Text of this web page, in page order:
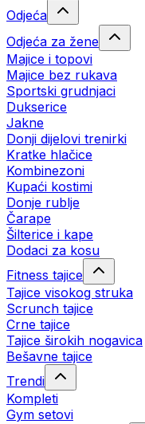
Odjeća
Odjeća za žene
Majice i topovi
Majice bez rukava
Sportski grudnjaci
Dukserice
Jakne
Donji dijelovi trenirki
Kratke hlačice
Kombinezoni
Kupaći kostimi
Donje rublje
Čarape
Šilterice i kape
Dodaci za kosu
Fitness tajice
Tajice visokog struka
Scrunch tajice
Crne tajice
Tajice širokih nogavica
Bešavne tajice
Trendi
Kompleti
Gym setovi